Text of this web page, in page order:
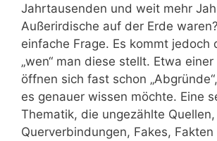
Jahrtausenden und weit mehr
Außerirdische auf der Erde
einfache Frage. Es kommt jedoch
„wen“ man diese stellt. Etwa einer
öffnen sich fast schon
es genauer wissen möchte. Eine
Thematik, die ungezählte Quellen,
Querverbindungen, Fakes, Fakten